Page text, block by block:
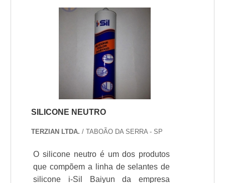
SILICONE NEUTRO
TERZIAN LTDA. / TABOÃO DA SERRA - SP
O silicone neutro é um dos produtos
que compõem a linha de selantes de
silicone i-Sil Baiyun da empresa